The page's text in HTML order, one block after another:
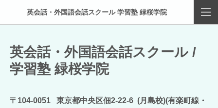
英会話・外国語会話スクール 学習塾 緑桜学院
英会話・外国語会話スクール /
学習塾 緑桜学院
〒104-0051 東京都中央区佃2-22-6 (月島校)(有楽町線・